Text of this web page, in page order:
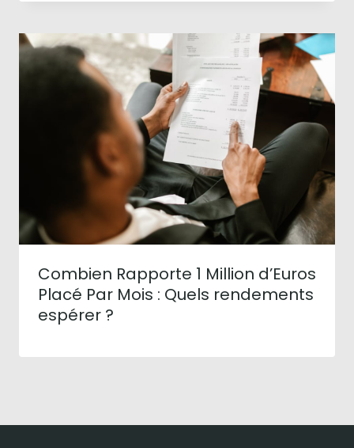
Combien Rapporte 1 Million d’Euros
Placé Par Mois : Quels rendements
espérer ?